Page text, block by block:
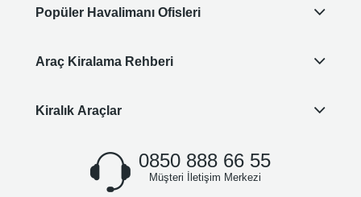
Popüler Havalimanı Ofisleri
Araç Kiralama Rehberi
Kiralık Araçlar
0850 888 66 55
Müşteri İletişim Merkezi